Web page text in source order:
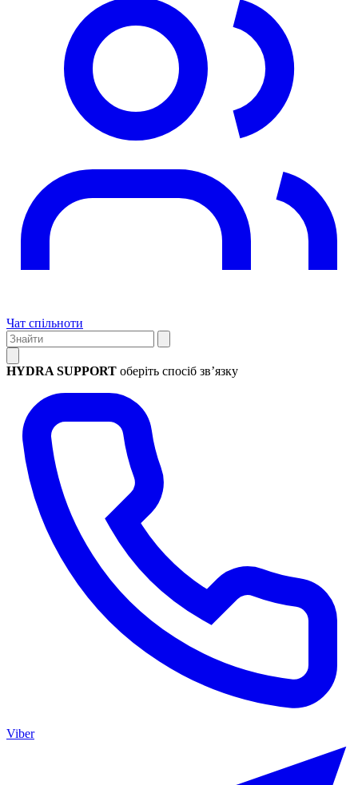
Чат спільноти
HYDRA SUPPORT оберіть спосіб зв’язку
Viber